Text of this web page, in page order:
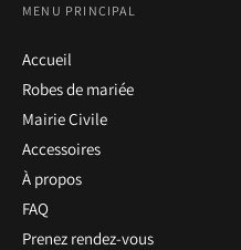
MENU PRINCIPAL
Accueil
Robes de mariée
Mairie Civile
Accessoires
À propos
FAQ
Prenez rendez-vous